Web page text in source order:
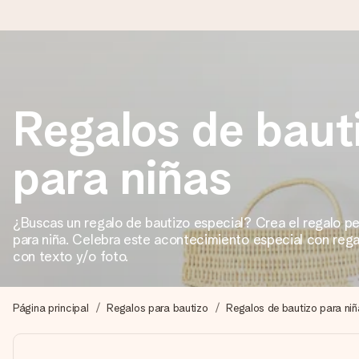
Preparamos tu regalo con cuidado y lo enviamos al vuelo,
4,5 (basado en +15.000 opiniones)
Nuestros regalos inspiran. Los clientes nos dan un 4,5 en
Tarjeta de felicitación gratuita
Crea algo único en pocos pasos – con su nombre, tu foto o
momento.
Regalos de
para niñas
¿Buscas un regalo de bautizo especial? Crea el regalo
para niña. Celebra este acontecimiento especial con
con texto y/o foto.
Página principal Regalos para bautizo Regalos de bautizo para